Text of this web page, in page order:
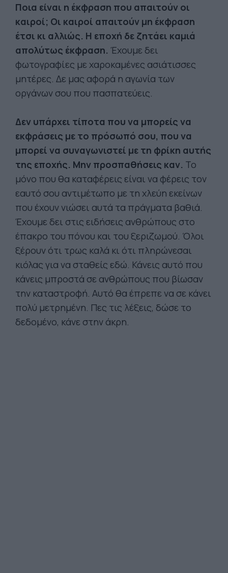
Ποια είναι η έκφραση που απαιτούν οι
καιροί; Οι καιροί απαιτούν μη έκφραση
έτσι κι αλλιώς. Η εποχή δε ζητάει καμιά
απολύτως έκφραση. Έχουμε δει
φωτογραφίες με χαροκαμένες ασιάτισσες
μητέρες. Δε μας αφορά η αγωνία των
οργάνων σου που πασπατεύεις.
Δεν υπάρχει τίποτα που να μπορείς να
εκφράσεις με το πρόσωπό σου, που να
μπορεί να συναγωνιστεί με τη φρίκη αυτής
της εποχής. Μην προσπαθήσεις καν. Το
μόνο που θα καταφέρεις είναι να φέρεις τον
εαυτό σου αντιμέτωπο με τη χλεύη εκείνων
που έχουν νιώσει αυτά τα πράγματα βαθιά.
Έχουμε δει στις ειδήσεις ανθρώπους στο
έπακρο του πόνου και του ξεριζωμού. Όλοι
ξέρουν ότι τρως καλά κι ότι πληρώνεσαι
κιόλας για να σταθείς εδώ. Κάνεις αυτό που
κάνεις μπροστά σε ανθρώπους που βίωσαν
την καταστροφή. Αυτό θα έπρεπε να σε κάνει
πολύ μετρημένη. Πες τις λέξεις, δώσε το
δεδομένο, κάνε στην άκρη.